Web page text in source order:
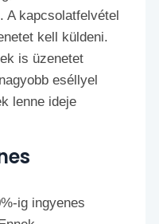
A kapcsolatfelvétel
kell küldeni.
is üzenetet
eséllyel
lenne ideje
ig ingyenes